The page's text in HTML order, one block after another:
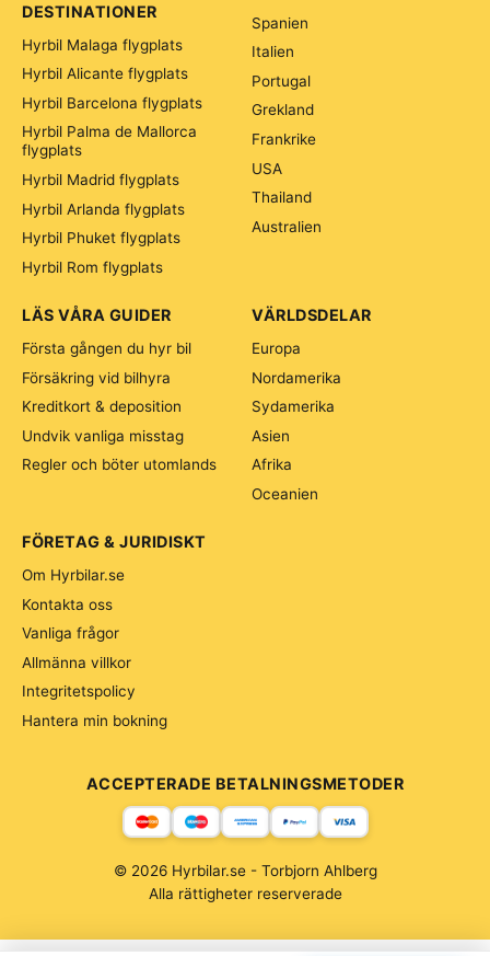
DESTINATIONER
Hyrbil Malaga flygplats
Hyrbil Alicante flygplats
Hyrbil Barcelona flygplats
Hyrbil Palma de Mallorca
flygplats
Hyrbil Madrid flygplats
Hyrbil Arlanda flygplats
Hyrbil Phuket flygplats
Hyrbil Rom flygplats
Spanien
Italien
Portugal
Grekland
Frankrike
USA
Thailand
Australien
VÄRLDSDELAR
Europa
Nordamerika
Sydamerika
Asien
Afrika
Oceanien
LÄS VÅRA GUIDER
Första gången du hyr bil
Försäkring vid bilhyra
Kreditkort & deposition
Undvik vanliga misstag
Regler och böter utomlands
FÖRETAG & JURIDISKT
Om Hyrbilar.se
Kontakta oss
Vanliga frågor
Allmänna villkor
Integritetspolicy
Hantera min bokning
ACCEPTERADE BETALNINGSMETODER
© 2026 Hyrbilar.se - Torbjorn Ahlberg
Alla rättigheter reserverade